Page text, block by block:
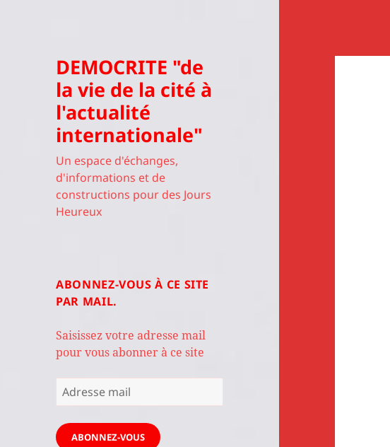
DEMOCRITE "de
la vie de la cité à
l'actualité
internationale"
Un espace d'échanges,
d'informations et de
constructions pour des Jours
Heureux
ABONNEZ-VOUS À CE SITE
PAR MAIL.
Saisissez votre adresse mail
pour vous abonner à ce site
Adresse
mail
ABONNEZ-VOUS